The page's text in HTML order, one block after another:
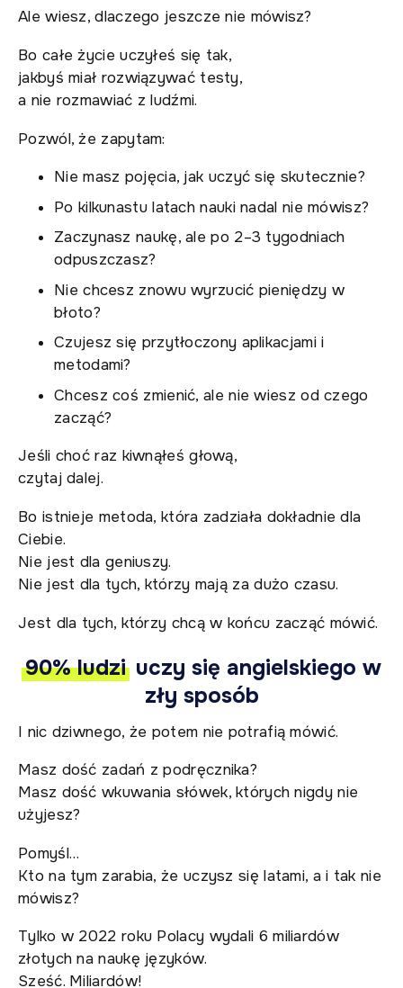
Ale wiesz, dlaczego jeszcze nie mówisz?
Bo całe życie uczyłeś się tak,
jakbyś miał rozwiązywać testy,
a nie rozmawiać z ludźmi.
Pozwól, że zapytam:
Nie masz pojęcia, jak uczyć się skutecznie?
Po kilkunastu latach nauki nadal nie mówisz?
Zaczynasz naukę, ale po 2–3 tygodniach
odpuszczasz?
Nie chcesz znowu wyrzucić pieniędzy w
błoto?
Czujesz się przytłoczony aplikacjami i
metodami?
Chcesz coś zmienić, ale nie wiesz od czego
zacząć?
Jeśli choć raz kiwnąłeś głową,
czytaj dalej.
Bo istnieje metoda, która zadziała dokładnie dla
Ciebie.
Nie jest dla geniuszy.
Nie jest dla tych, którzy mają za dużo czasu.
Jest dla tych, którzy chcą w końcu zacząć mówić.
90% ludzi uczy się angielskiego w
zły sposób
I nic dziwnego, że potem nie potrafią mówić.
Masz dość zadań z podręcznika?
Masz dość wkuwania słówek, których nigdy nie
użyjesz?
Pomyśl…
Kto na tym zarabia, że uczysz się latami, a i tak nie
mówisz?
Tylko w 2022 roku Polacy wydali 6 miliardów
złotych na naukę języków.
Sześć. Miliardów!